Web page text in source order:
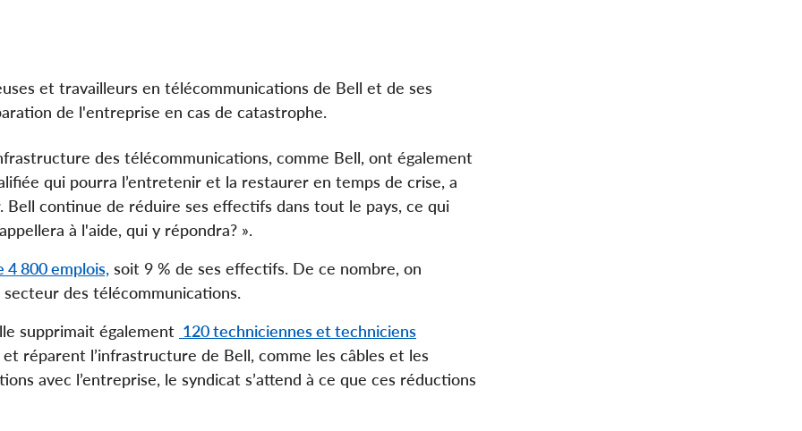
et travailleurs en télécommunications de Bell et de ses
de l'entreprise en cas de catastrophe.
des télécommunications, comme Bell, ont également
qui pourra l’entretenir et la restaurer en temps de crise, a
Bell continue de réduire ses effectifs dans tout le pays, ce qui
à l'aide, qui y répondra? ».
4 800 emplois, soit 9 % de ses effectifs. De ce nombre, on
des télécommunications.
supprimait également 120 techniciennes et techniciens
réparent l’infrastructure de Bell, comme les câbles et les
avec l’entreprise, le syndicat s’attend à ce que ces réductions